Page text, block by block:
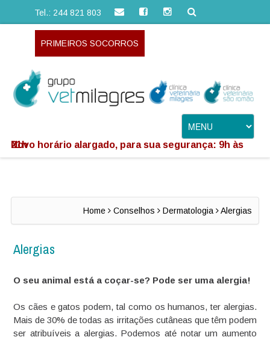
Tel.: 244 821 803
PRIMEIROS SOCORROS
Novo horário alargado, para sua segurança: 9h às 21h
Home Conselhos Dermatologia Alergias
Alergias
O seu animal está a coçar-se? Pode ser uma alergia!
Os cães e gatos podem, tal como os humanos, ter alergias.
Mais de 30% de todas as irritações cutâneas que têm podem
ser atribuíveis a alergias. Podemos até notar um aumento